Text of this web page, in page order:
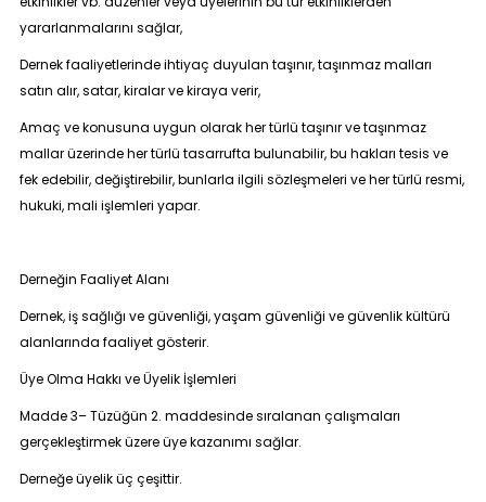
yararlanmalarını sağlar,
Dernek faaliyetlerinde ihtiyaç duyulan taşınır, taşınmaz malları
satın alır, satar, kiralar ve kiraya verir,
Amaç ve konusuna uygun olarak her türlü taşınır ve taşınmaz
mallar üzerinde her türlü tasarrufta bulunabilir, bu hakları tesis ve
fek edebilir, değiştirebilir, bunlarla ilgili sözleşmeleri ve her türlü resmi,
hukuki, mali işlemleri yapar.
Derneğin Faaliyet Alanı
Dernek, iş sağlığı ve güvenliği, yaşam güvenliği ve güvenlik kültürü
alanlarında faaliyet gösterir.
Üye Olma Hakkı ve Üyelik İşlemleri
Madde 3– Tüzüğün 2. maddesinde sıralanan çalışmaları
gerçekleştirmek üzere üye kazanımı sağlar.
Derneğe üyelik üç çeşittir.